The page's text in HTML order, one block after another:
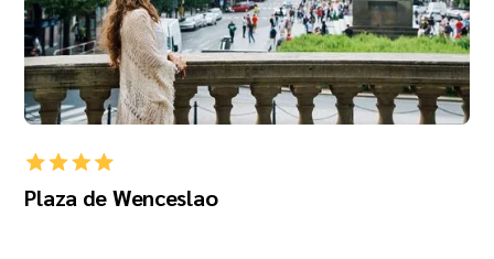
Plaza de Wenceslao